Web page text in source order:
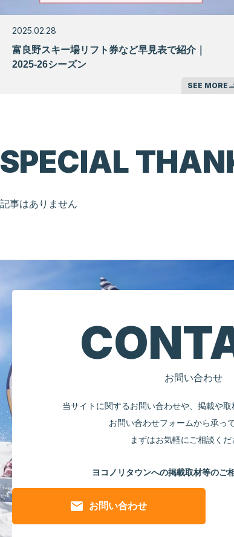
2025.02.28
富良野スキー場リフト券など早見表で紹介｜
2025-26シーズン
SEE MORE
SPECIAL
記事はありません
お問い合わせ
当サイトに関するお問い合わせや、掲載や取
お問い合わせフォームから承っ
まずはお気軽にご相談くだ
ヨコノリタウンへの掲載取材等のご
お問い合わせ